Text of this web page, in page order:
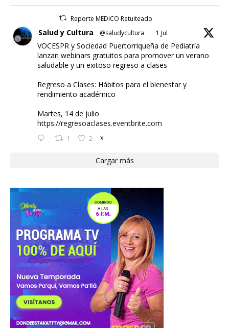
Reporte MEDICO Retuiteado
Salud y Cultura @saludycultura · 1 Jul
VOCESPR y Sociedad Puertorriqueña de Pediatría
lanzan webinars gratuitos para promover un verano
saludable y un exitoso regreso a clases
Regreso a Clases: Hábitos para el bienestar y
rendimiento académico
Martes, 14 de julio
https://regresoaclases.eventbrite.com
1 2 X
Cargar más